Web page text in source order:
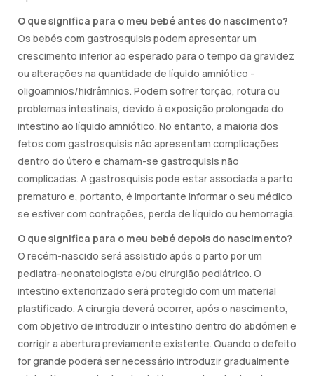
O que significa para o meu bebé antes do nascimento?
Os bebés com gastrosquisis podem apresentar um
crescimento inferior ao esperado para o tempo da gravidez
ou alterações na quantidade de líquido amniótico -
oligoamnios/hidrâmnios. Podem sofrer torção, rotura ou
problemas intestinais, devido à exposição prolongada do
intestino ao líquido amniótico. No entanto, a maioria dos
fetos com gastrosquisis não apresentam complicações
dentro do útero e chamam-se gastroquisis não
complicadas. A gastrosquisis pode estar associada a parto
prematuro e, portanto, é importante informar o seu médico
se estiver com contrações, perda de líquido ou hemorragia.
O que significa para o meu bebé depois do nascimento?
O recém-nascido será assistido após o parto por um
pediatra-neonatologista e/ou cirurgião pediátrico. O
intestino exteriorizado será protegido com um material
plastificado. A cirurgia deverá ocorrer, após o nascimento,
com objetivo de introduzir o intestino dentro do abdómen e
corrigir a abertura previamente existente. Quando o defeito
for grande poderá ser necessário introduzir gradualmente